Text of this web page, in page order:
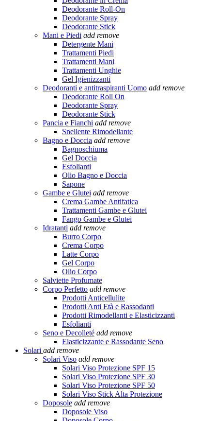
Deodorante Roll-On
Deodorante Spray
Deodorante Stick
Mani e Piedi add remove
Detergente Mani
Trattamenti Piedi
Trattamenti Mani
Trattamenti Unghie
Gel Igienizzanti
Deodoranti e antitraspiranti Uomo add remove
Deodorante Roll On
Deodorante Spray
Deodorante Stick
Pancia e Fianchi add remove
Snellente Rimodellante
Bagno e Doccia add remove
Bagnoschiuma
Gel Doccia
Esfolianti
Olio Bagno e Doccia
Sapone
Gambe e Glutei add remove
Crema Gambe Antifatica
Trattamenti Gambe e Glutei
Fango Gambe e Glutei
Idratanti add remove
Burro Corpo
Crema Corpo
Latte Corpo
Gel Corpo
Olio Corpo
Salviette Profumate
Corpo Perfetto add remove
Prodotti Anticellulite
Prodotti Anti Età e Rassodanti
Prodotti Rimodellanti e Elasticizzanti
Esfolianti
Seno e Decolleté add remove
Elasticizzante e Rassodante Seno
Solari add remove
Solari Viso add remove
Solari Viso Protezione SPF 15
Solari Viso Protezione SPF 30
Solari Viso Protezione SPF 50
Solari Viso Stick Alta Protezione
Doposole add remove
Doposole Viso